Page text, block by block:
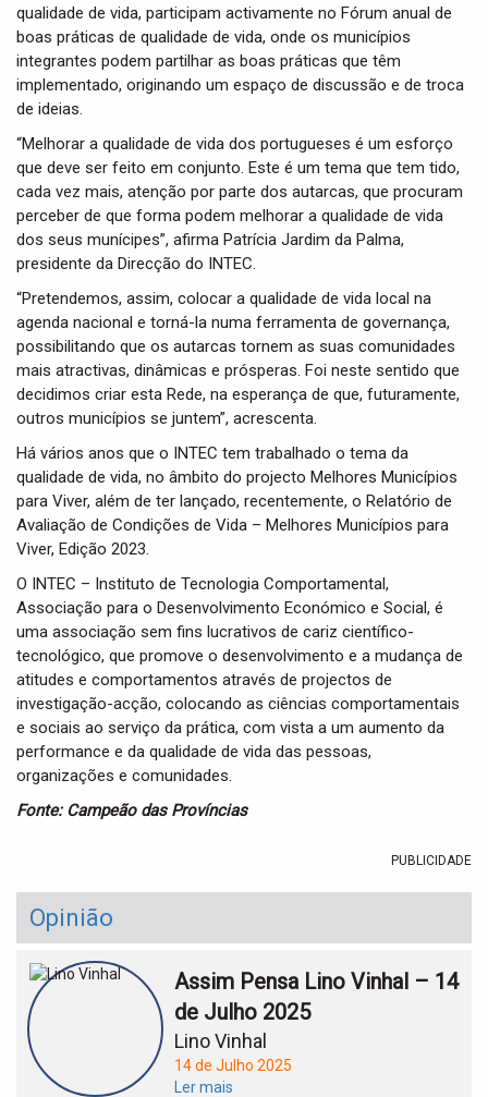
qualidade de vida, participam activamente no Fórum anual de
boas práticas de qualidade de vida, onde os municípios
integrantes podem partilhar as boas práticas que têm
implementado, originando um espaço de discussão e de troca
de ideias.
“Melhorar a qualidade de vida dos portugueses é um esforço
que deve ser feito em conjunto. Este é um tema que tem tido,
cada vez mais, atenção por parte dos autarcas, que procuram
perceber de que forma podem melhorar a qualidade de vida
dos seus munícipes”, afirma Patrícia Jardim da Palma,
presidente da Direcção do INTEC.
“Pretendemos, assim, colocar a qualidade de vida local na
agenda nacional e torná-la numa ferramenta de governança,
possibilitando que os autarcas tornem as suas comunidades
mais atractivas, dinâmicas e prósperas. Foi neste sentido que
decidimos criar esta Rede, na esperança de que, futuramente,
outros municípios se juntem”, acrescenta.
Há vários anos que o INTEC tem trabalhado o tema da
qualidade de vida, no âmbito do projecto Melhores Municípios
para Viver, além de ter lançado, recentemente, o Relatório de
Avaliação de Condições de Vida – Melhores Municípios para
Viver, Edição 2023.
O INTEC – Instituto de Tecnologia Comportamental,
Associação para o Desenvolvimento Económico e Social, é
uma associação sem fins lucrativos de cariz científico-
tecnológico, que promove o desenvolvimento e a mudança de
atitudes e comportamentos através de projectos de
investigação-acção, colocando as ciências comportamentais
e sociais ao serviço da prática, com vista a um aumento da
performance e da qualidade de vida das pessoas,
organizações e comunidades.
Fonte: Campeão das Províncias
PUBLICIDADE
Opinião
Assim Pensa Lino Vinhal – 14
de Julho 2025
Lino Vinhal
14 de Julho 2025
Ler mais